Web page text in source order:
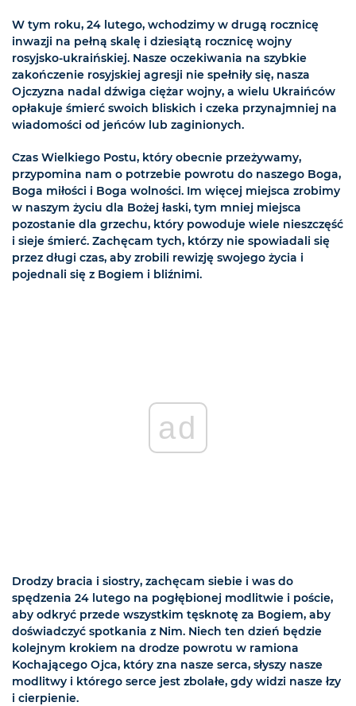
W tym roku, 24 lutego, wchodzimy w drugą rocznicę
inwazji na pełną skalę i dziesiątą rocznicę wojny
rosyjsko-ukraińskiej. Nasze oczekiwania na szybkie
zakończenie rosyjskiej agresji nie spełniły się, nasza
Ojczyzna nadal dźwiga ciężar wojny, a wielu Ukraińców
opłakuje śmierć swoich bliskich i czeka przynajmniej na
wiadomości od jeńców lub zaginionych.
Czas Wielkiego Postu, który obecnie przeżywamy,
przypomina nam o potrzebie powrotu do naszego Boga,
Boga miłości i Boga wolności. Im więcej miejsca zrobimy
w naszym życiu dla Bożej łaski, tym mniej miejsca
pozostanie dla grzechu, który powoduje wiele nieszczęść
i sieje śmierć. Zachęcam tych, którzy nie spowiadali się
przez długi czas, aby zrobili rewizję swojego życia i
pojednali się z Bogiem i bliźnimi.
ad
Drodzy bracia i siostry, zachęcam siebie i was do
spędzenia 24 lutego na pogłębionej modlitwie i poście,
aby odkryć przede wszystkim tęsknotę za Bogiem, aby
doświadczyć spotkania z Nim. Niech ten dzień będzie
kolejnym krokiem na drodze powrotu w ramiona
Kochającego Ojca, który zna nasze serca, słyszy nasze
modlitwy i którego serce jest zbolałe, gdy widzi nasze łzy
i cierpienie.